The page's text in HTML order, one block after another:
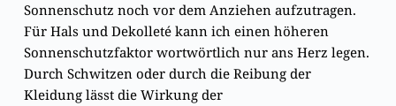
Sonnenschutz noch vor dem Anziehen aufzutragen.
Für Hals und Dekolleté kann ich einen höheren
Sonnenschutzfaktor wortwörtlich nur ans Herz legen.
Durch Schwitzen oder durch die Reibung der
Kleidung lässt die Wirkung der